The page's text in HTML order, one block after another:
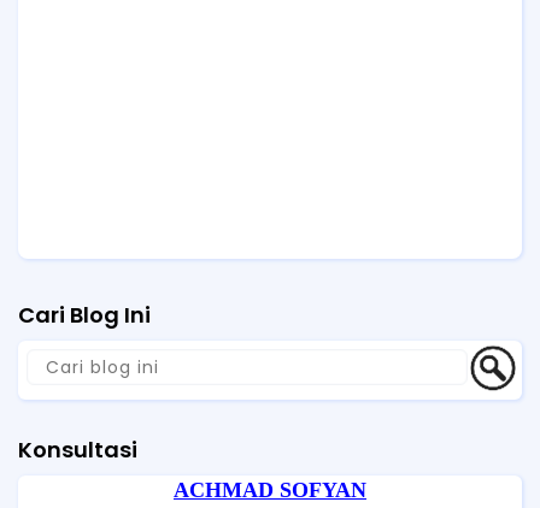
Cari Blog Ini
Konsultasi
ACHMAD SOFYAN